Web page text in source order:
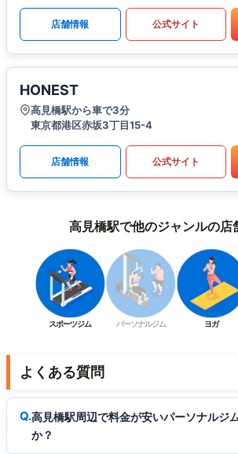
店舗情報 公式サイト
HONEST
高見橋駅から車で3分
東京都港区赤坂3丁目15-4
店舗情報 公式サイト
高見橋駅で他のジャンルの店
スポーツジム パーソナルジム ヨガ
よくある質問
高見橋駅周辺で料金が安いパーソナルジ
か？